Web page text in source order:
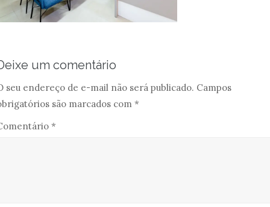
um comentário
seu endereço de e-mail não será publicado. Campos
são marcados com *
*